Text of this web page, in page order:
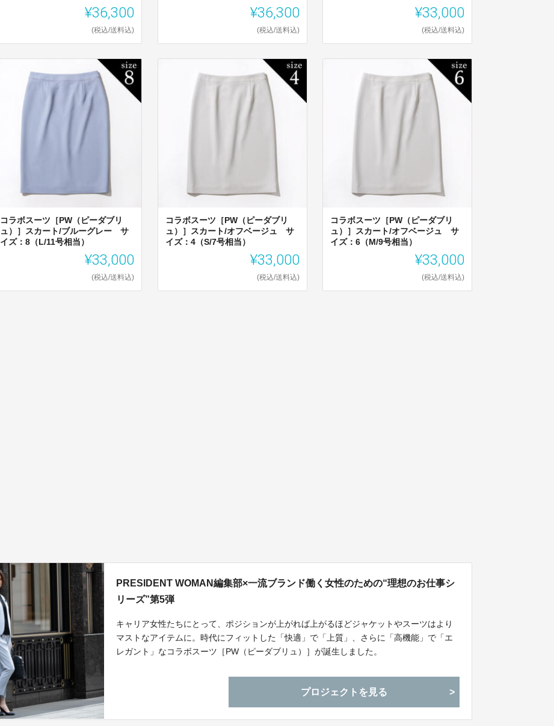
¥36,300
(税込/送料込)
¥36,300
(税込/送料込)
¥33,000
(税込/送料込)
コラボスーツ［PW（ピーダブリ
ュ）］スカート/ブルーグレー サ
イズ：8（L/11号相当）
¥33,000
(税込/送料込)
コラボスーツ［PW（ピーダブリ
ュ）］スカート/オフベージュ サ
イズ：4（S/7号相当）
¥33,000
(税込/送料込)
コラボスーツ［PW（ピーダブリ
ュ）］スカート/オフベージュ サ
イズ：6（M/9号相当）
¥33,000
(税込/送料込)
PRESIDENT WOMAN編集部×一流ブランド働く女性のための“理想のお仕事シ
リーズ”第5弾
キャリア女性たちにとって、ポジションが上がれば上がるほどジャケットやスーツはより
マストなアイテムに。時代にフィットした「快適」で「上質」、さらに「高機能」で「エ
レガント」なコラボスーツ［PW（ピーダブリュ）］が誕生しました。
プロジェクトを見る